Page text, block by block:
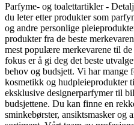
Parfyme- og toalettartikler -
du leter etter produkter som
og andre personlige
produkter fra de beste
mest populære merkevarene til
fokus er å gi deg det beste
behov og budsjett. Vi har mange
kosmetikk og hudpleieprodukter
eksklusive designerparfymer til
budsjettene. Du kan finne en
sminkebørster, ansiktsmasker og